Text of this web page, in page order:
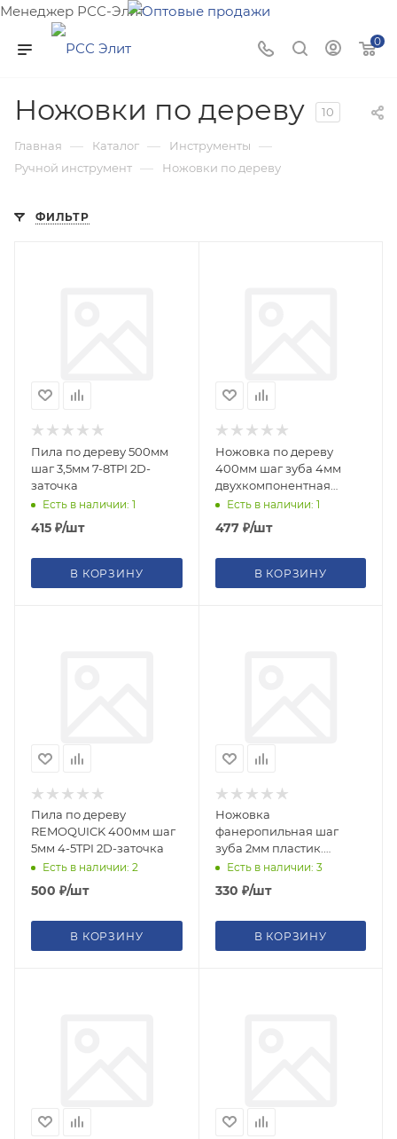
Менеджер РСС-Элит
Напишите нам и мы поможем подобрать товар именно
для Вас!
0
Ножовки по дереву 10
Главная — Каталог — Инструменты —
Ручной инструмент — Ножовки по дереву
ФИЛЬТР
Пила по дереву 500мм
шаг 3,5мм 7-8TPI 2D-
заточка
Есть в наличии: 1
415 ₽/шт
В КОРЗИНУ
Ножовка по дереву
400мм шаг зуба 4мм
двухкомпонентная
рукоятка 400мм
Есть в наличии: 1
477₽/шт
В КОРЗИНУ
Пила по дереву
REMOQUICK 400мм шаг
5мм 4-5TPI 2D-заточка
Есть в наличии: 2
500 ₽/шт
В КОРЗИНУ
Ножовка
фанеропильная шаг
зуба 2мм пластик.
рукоятка
Есть в наличии: 3
330 ₽/шт
В КОРЗИНУ